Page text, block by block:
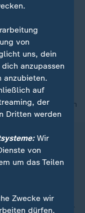
mit ihrem
Geschichte,
Umwegen..
Hauptrollen einer
nach oben
von
uns, dein
anzupassen
anzubieten.
auf
der
Dritten werden
Wir
von
um das Teilen
Zwecke wir
dürfen.